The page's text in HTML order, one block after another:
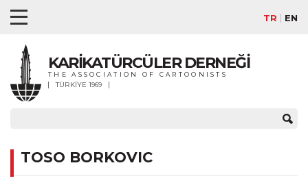
TR EN
KARİKATÜRCÜLER DERNEĞİ
THE ASSOCIATION OF CARTOONISTS
TÜRKİYE 1969
TOSO BORKOVIC